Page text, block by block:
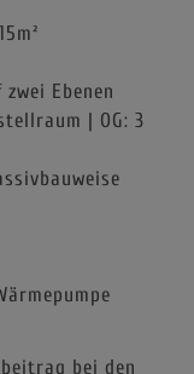
Ebenen
| OG: 3
bei den